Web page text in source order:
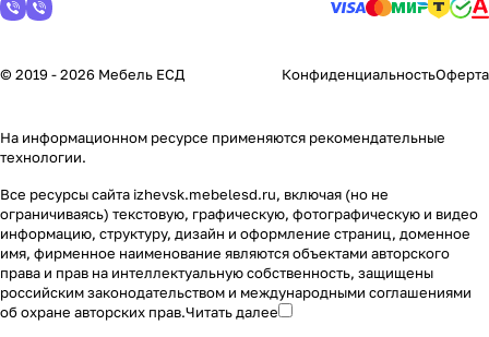
© 2019 - 2026 Мебель ЕСД КонфиденциальностьОферта
На информационном ресурсе применяются рекомендательные
технологии.
Все ресурсы сайта izhevsk.mebelesd.ru, включая (но не
ограничиваясь) текстовую, графическую, фотографическую и видео
информацию, структуру, дизайн и оформление страниц, доменное
имя, фирменное наименование являются объектами авторского
права и прав на интеллектуальную собственность, защищены
российским законодательством и международными соглашениями
об охране авторских прав.Читать далее